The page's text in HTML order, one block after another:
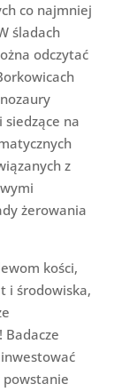
co najmniej
śladach
odczytać
siedzące na
z
żerowania
kości,
i środowiska,
powstanie